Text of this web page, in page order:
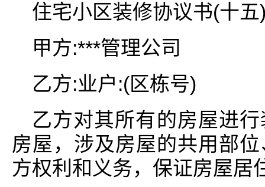
住宅小区装修协议书(十五
甲方:***管理公司
乙方:业户:(区栋号)
乙方对其所有的房屋进
房屋，涉及房屋的共用部
方权利和义务，保证房屋居